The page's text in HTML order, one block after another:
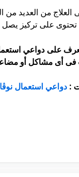
على
فى أى مشاكل أو
: دواعي استعمال